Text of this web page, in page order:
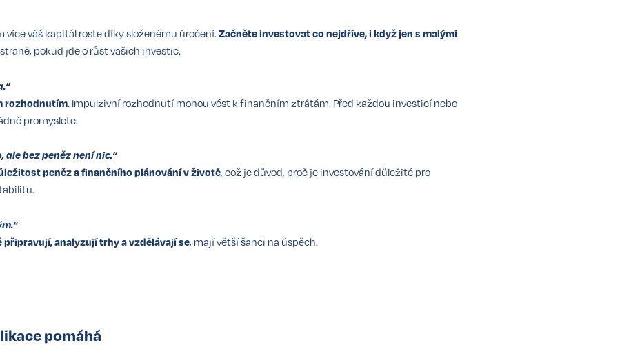
více váš kapitál roste díky složenému úročení.Začněte investovat co nejdříve, i když jen s malými
straně, pokud jde o růst vašich investic.
rozhodnutím. Impulzivní rozhodnutí mohou vést k finančním ztrátám. Před každou investicí nebo
promyslete.
ale bez peněz není nic.“
peněz a finančního plánování v životě, což je důvod, proč je investování důležité pro
připravují, analyzují trhy a vzdělávají se, mají větší šanci na úspěch.
pomáhá